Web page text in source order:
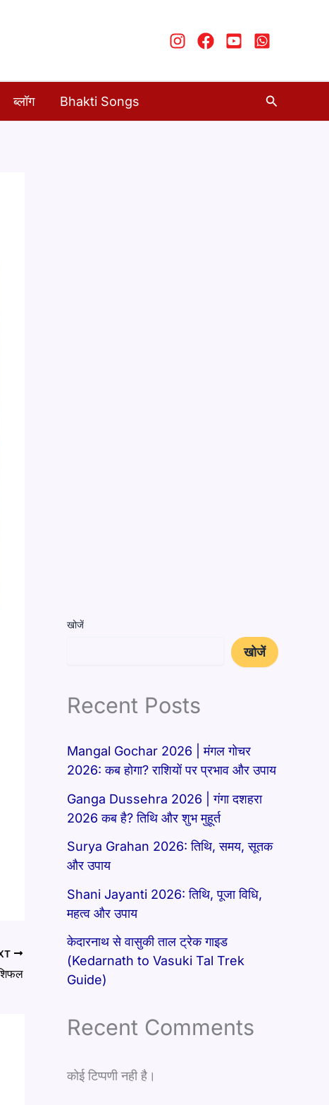
ब्लॉग Bhakti Songs Search
खोजें
खोजें
Recent Posts
Mangal Gochar 2026 | मंगल गोचर
2026: कब होगा? राशियों पर प्रभाव और उपाय
Ganga Dussehra 2026 | गंगा दशहरा
2026 कब है? तिथि और शुभ मुहूर्त
Surya Grahan 2026: तिथि, समय, सूतक
और उपाय
Shani Jayanti 2026: तिथि, पूजा विधि,
महत्व और उपाय
केदारनाथ से वासुकी ताल ट्रेक गाइड
(Kedarnath to Vasuki Tal Trek
Guide)
Recent Comments
कोई टिप्पणी नही है।